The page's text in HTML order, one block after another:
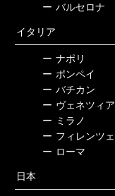
ー バルセロナ
イタリア
ー ナポリ
ー ポンペイ
ー バチカン
ー ヴェネツィア
ー ミラノ
ー フィレンツェ
ー ローマ
日本